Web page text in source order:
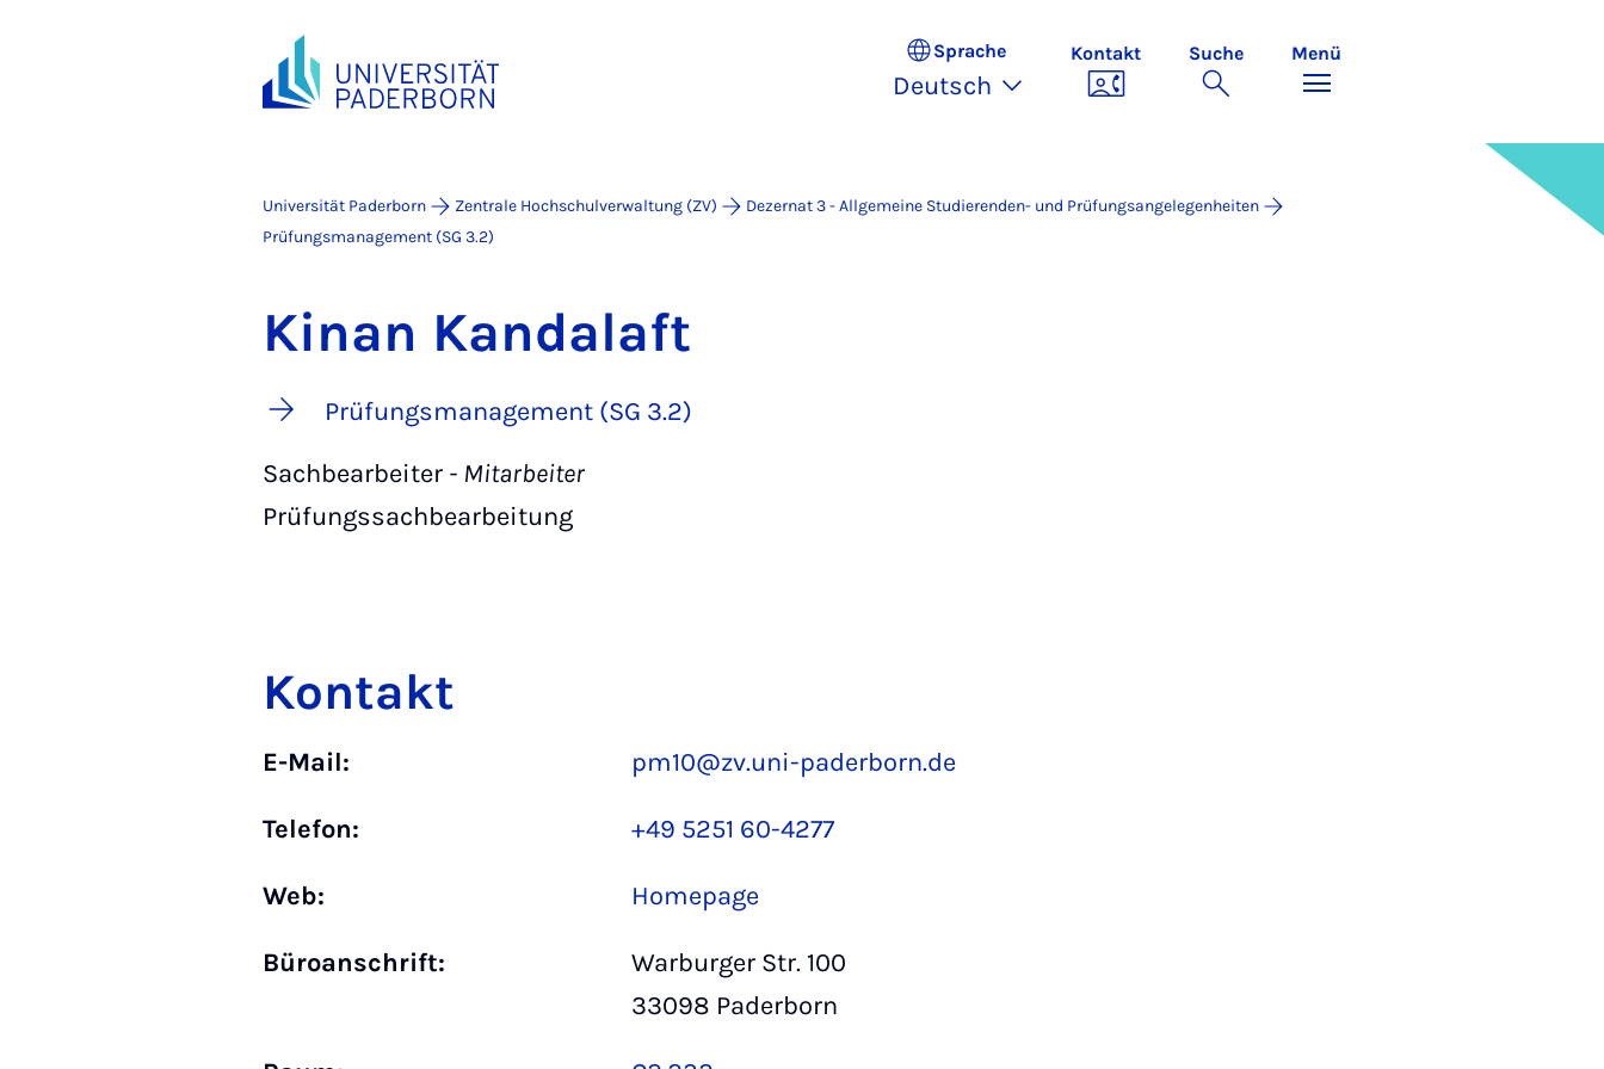
Sprache
Deutsch
Kontakt Suche Menü
Universität Paderborn Zentrale Hochschulverwaltung (ZV)
Dezernat 3 - Allgemeine Studierenden- und Prüfungsangelegenheiten
Prüfungsmanagement (SG 3.2)
Kinan Kandalaft
Prüfungsmanagement (SG 3.2)
Sachbearbeiter - Mitarbeiter
Prüfungssachbearbeitung
Kontakt
E-Mail: pm10@zv.uni-paderborn.de
Telefon: +49 5251 60-4277
Web: Homepage
Büro­anschrift:
Warburger Str. 100
33098 Paderborn